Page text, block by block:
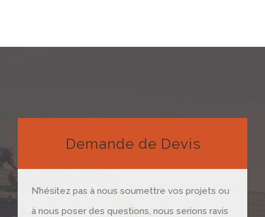
Demande de Devis
N’hésitez pas à nous soumettre vos projets ou
à nous poser des questions, nous serions ravis